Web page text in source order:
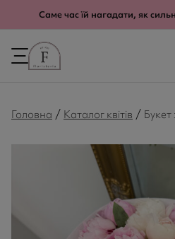
Саме час їй нагадати, як
Головна / Каталог квітів / Букет